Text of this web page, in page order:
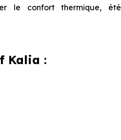
le confort thermique, été
Kalia :